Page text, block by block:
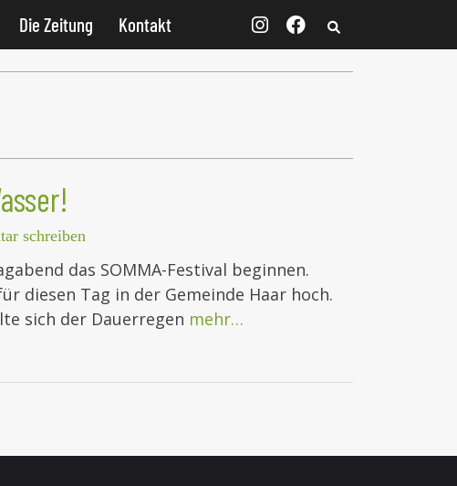
Die Zeitung Kontakt
schreiben
das SOMMA-Festival beginnen.
diesen Tag in der Gemeinde Haar hoch.
sich der Dauerregen mehr…